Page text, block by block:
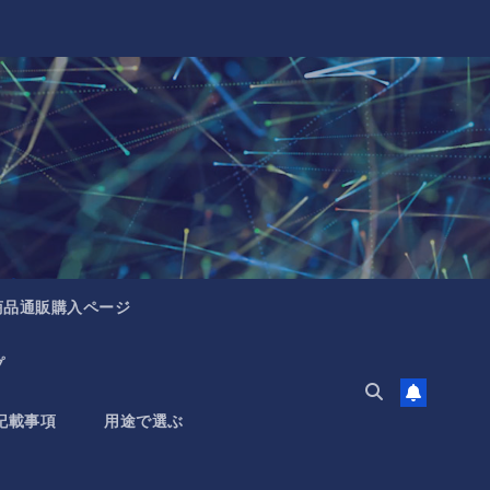
通販購入ページ
載事項 用途で選ぶ